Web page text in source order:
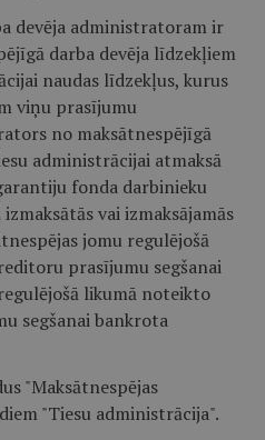
devēja administratoram ir
darba devēja līdzekļiem
naudas līdzekļus, kurus
viņu prasījumu
no maksātnespējīgā
administrācijai atmaksā
fonda darbinieku
vai izmaksājamās
jomu regulējošā
prasījumu segšanai
likumā noteikto
segšanai bankrota
"Maksātnespējas
"Tiesu administrācija".